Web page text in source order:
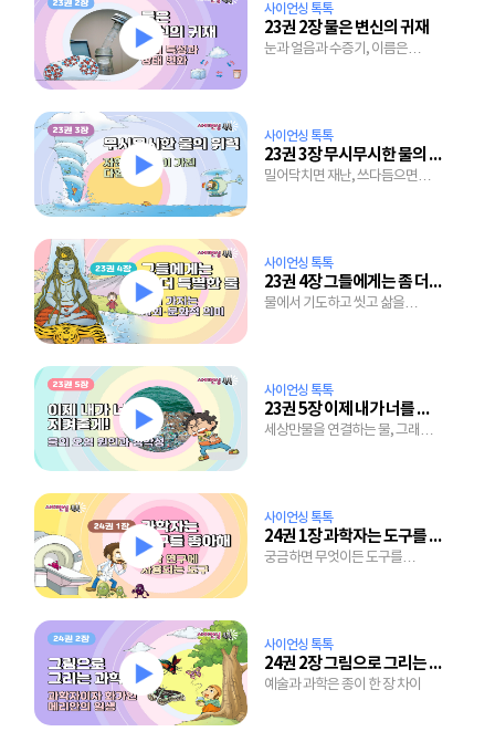
사이언싱 톡톡
23권 2장 물은 변신의 귀재
눈과 얼음과 수증기, 이름은
사이언싱 톡톡
23권 3장 무시무시한 물의 위력
밀어닥치면 재난, 쓰다듬으면
사이언싱 톡톡
23권 4장 그들에게는 좀 더 특별한 물
물에서 기도하고 씻고 삶을
사이언싱 톡톡
23권 5장 이제 내가 너를 지켜줄게
세상만물을 연결하는 물, 그래서
사이언싱 톡톡
24권 1장 과학자는 도구를 좋아해
궁금하면 무엇이든 도구를
사이언싱 톡톡
24권 2장 그림으로 그리는 과학
예술과 과학은 종이 한 장 차이